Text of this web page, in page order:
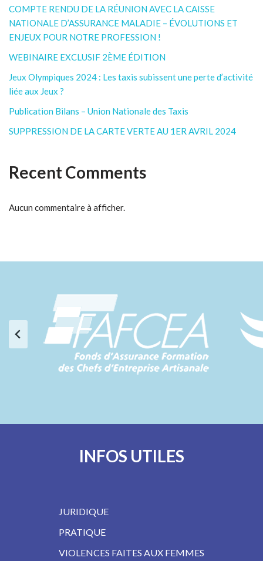
COMPTE RENDU DE LA RÉUNION AVEC LA CAISSE
NATIONALE D’ASSURANCE MALADIE – ÉVOLUTIONS ET
ENJEUX POUR NOTRE PROFESSION !
WEBINAIRE EXCLUSIF 2ÈME ÉDITION
Jeux Olympiques 2024 : Les taxis subissent une perte d’activité
liée aux Jeux ?
Publication Bilans – Union Nationale des Taxis
SUPPRESSION DE LA CARTE VERTE AU 1ER AVRIL 2024
Recent Comments
Aucun commentaire à afficher.
INFOS UTILES
JURIDIQUE
PRATIQUE
VIOLENCES FAITES AUX FEMMES